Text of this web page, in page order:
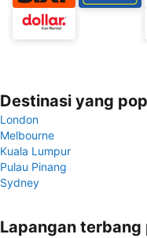
Destinasi yang
London
Melbourne
Kuala Lumpur
Pulau Pinang
Sydney
Lapangan terbang